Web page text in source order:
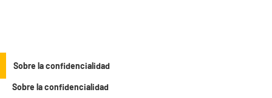
LEGANÉS, MADRID
product_list_sticky_button_Filter
Rechazar todas
Sobre la confidencialidad
Sobre la confidencialidad